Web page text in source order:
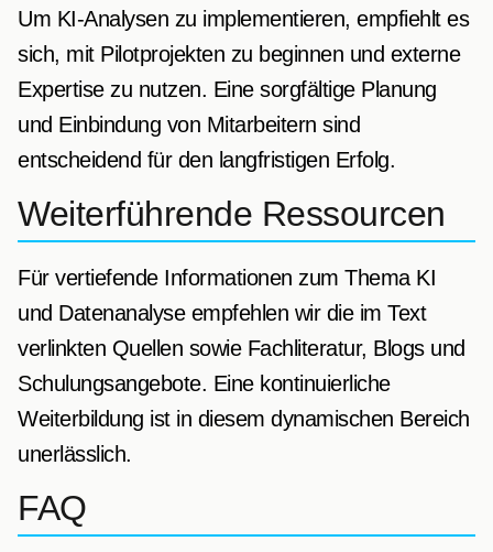
Um KI-Analysen zu implementieren, empfiehlt es
sich, mit Pilotprojekten zu beginnen und externe
Expertise zu nutzen. Eine sorgfältige Planung
und Einbindung von Mitarbeitern sind
entscheidend für den langfristigen Erfolg.
Weiterführende Ressourcen
Für vertiefende Informationen zum Thema KI
und Datenanalyse empfehlen wir die im Text
verlinkten Quellen sowie Fachliteratur, Blogs und
Schulungsangebote. Eine kontinuierliche
Weiterbildung ist in diesem dynamischen Bereich
unerlässlich.
FAQ